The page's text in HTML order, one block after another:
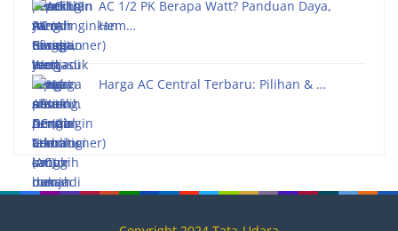
AC 1/2 PK Berapa Watt? Panduan Daya,
Hem…
Harga AC Central Terbaru: Pilihan & …